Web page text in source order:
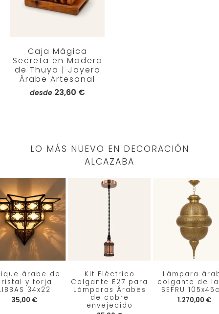
Caja Mágica
Secreta en Madera
de Thuya | Joyero
Árabe Artesanal
desde 23,60 €
LO MÁS NUEVO EN DECORACIÓN
ALCAZABA
árabe de
y forja
34x22
35,00 €
Kit Eléctrico
Colgante E27 para
Lámparas Árabes
de cobre
envejecido
Lámpara
colgante de
SEFRU
1.270,00 €